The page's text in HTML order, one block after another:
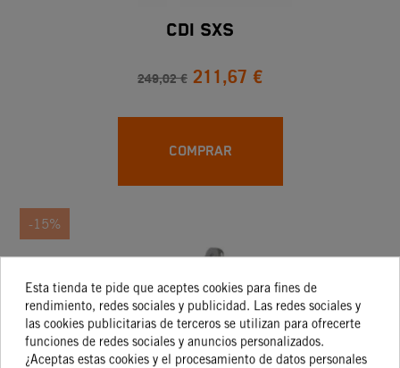
CDI SXS
249,02 € 211,67 €
COMPRAR
-15%
Esta tienda te pide que aceptes cookies para fines de
rendimiento, redes sociales y publicidad. Las redes sociales y
las cookies publicitarias de terceros se utilizan para ofrecerte
funciones de redes sociales y anuncios personalizados.
¿Aceptas estas cookies y el procesamiento de datos personales